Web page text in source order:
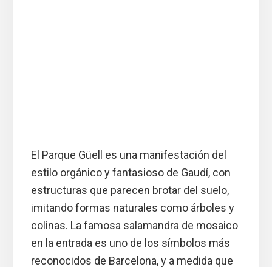
El Parque Güell es una manifestación del
estilo orgánico y fantasioso de Gaudí, con
estructuras que parecen brotar del suelo,
imitando formas naturales como árboles y
colinas. La famosa salamandra de mosaico
en la entrada es uno de los símbolos más
reconocidos de Barcelona, y a medida que